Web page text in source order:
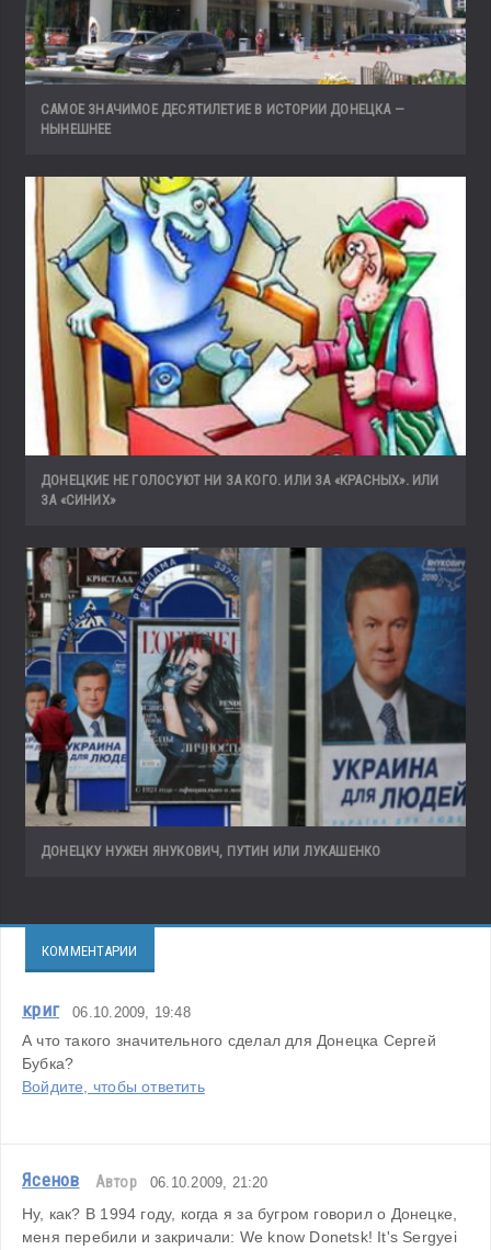
САМОЕ ЗНАЧИМОЕ ДЕСЯТИЛЕТИЕ В ИСТОРИИ ДОНЕЦКА —
НЫНЕШНЕЕ
ДОНЕЦКИЕ НЕ ГОЛОСУЮТ НИ ЗА КОГО. ИЛИ ЗА «КРАСНЫХ». ИЛИ
ЗА «СИНИХ»
ДОНЕЦКУ НУЖЕН ЯНУКОВИЧ, ПУТИН ИЛИ ЛУКАШЕНКО
КОММЕНТАРИИ
криг 06.10.2009, 19:48
А что такого значительного сделал для Донецка Сергей
Бубка?
Войдите, чтобы ответить
Ясенов Автор 06.10.2009, 21:20
Ну, как? В 1994 году, когда я за бугром говорил о Донецке,
меня перебили и закричали: We know Donetsk! It's Sergyei